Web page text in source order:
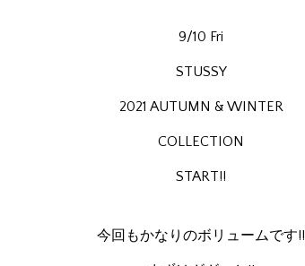
9/10 Fri
STUSSY
2021 AUTUMN & WINTER
COLLECTION
START!!
今回もかなりのボリュームです!!